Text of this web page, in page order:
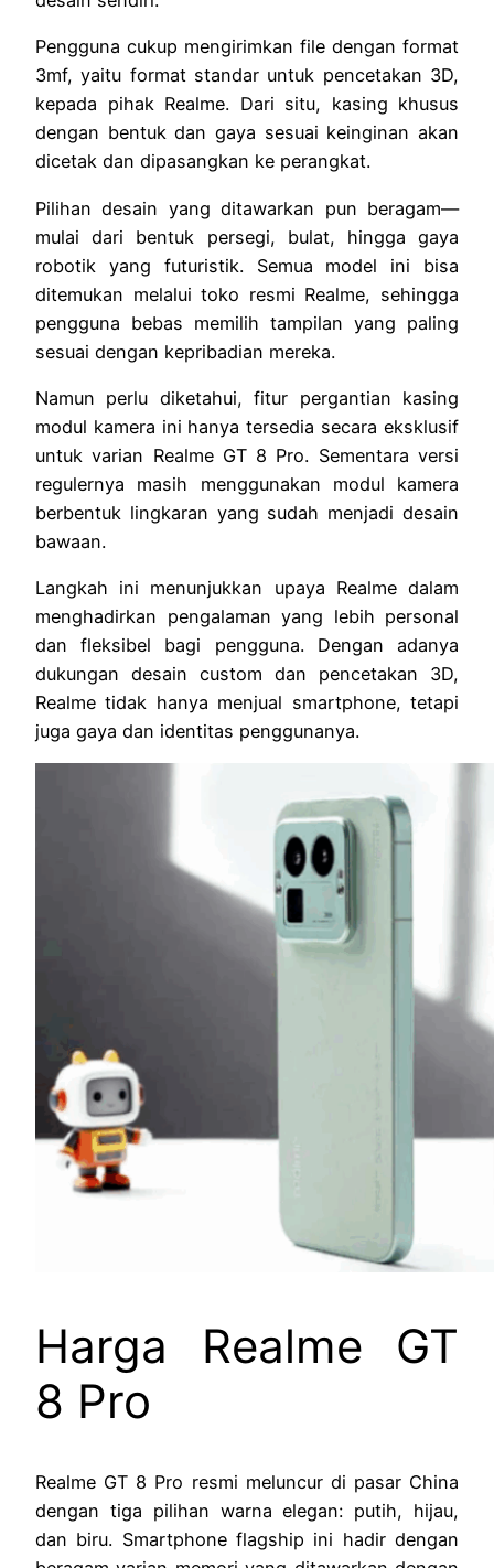
Pengguna cukup mengirimkan file dengan format
3mf, yaitu format standar untuk pencetakan 3D,
kepada pihak Realme. Dari situ, kasing khusus
dengan bentuk dan gaya sesuai keinginan akan
dicetak dan dipasangkan ke perangkat.
Pilihan desain yang ditawarkan pun beragam—
mulai dari bentuk persegi, bulat, hingga gaya
robotik yang futuristik. Semua model ini bisa
ditemukan melalui toko resmi Realme, sehingga
pengguna bebas memilih tampilan yang paling
sesuai dengan kepribadian mereka.
Namun perlu diketahui, fitur pergantian kasing
modul kamera ini hanya tersedia secara eksklusif
untuk varian Realme GT 8 Pro. Sementara versi
regulernya masih menggunakan modul kamera
berbentuk lingkaran yang sudah menjadi desain
bawaan.
Langkah ini menunjukkan upaya Realme dalam
menghadirkan pengalaman yang lebih personal
dan fleksibel bagi pengguna. Dengan adanya
dukungan desain custom dan pencetakan 3D,
Realme tidak hanya menjual smartphone, tetapi
juga gaya dan identitas penggunanya.
Harga Realme GT
8 Pro
Realme GT 8 Pro resmi meluncur di pasar China
dengan tiga pilihan warna elegan: putih, hijau,
dan biru. Smartphone flagship ini hadir dengan